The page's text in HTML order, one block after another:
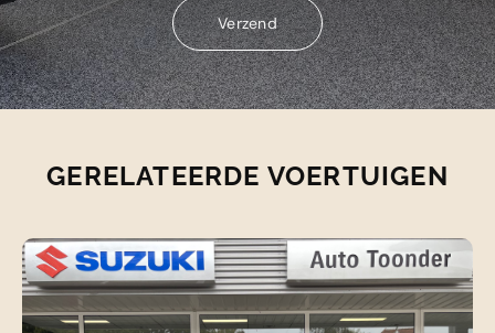
Verzend
Verzend
GERELATEERDE VOERTUIGEN